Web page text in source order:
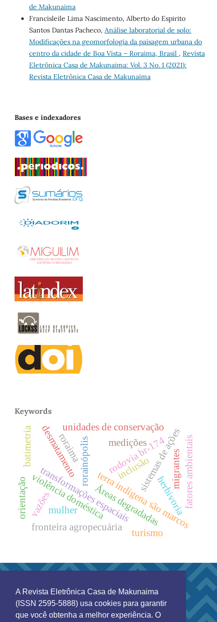
A Revista Eletrônica Casa de Makunaima
(ISSN 2595-5888) usa cookies para garantir
que você obtenha a melhor experiência. O
de Makunaima
Francisleile Lima Nascimento, Alberto do Espirito
Santos Dantas Pacheco, Análise laboratorial de solo:
Modificações na geomorfologia da paisagem urbana do
centro da cidade de Boa Vista – Roraima, Brasil , Revista
Eletrônica Casa de Makunaima: Vol. 3 No. 1 (2021):
Revista Eletrônica Casa de Makunaima
Bases e indexadores
Keywords
transformações espaciaisterra indígena são marcos
sistemas de ações
rodovia br-174migrantes
rorainópolis
violência doméstica
mulher Áreas degradadasherbivoria
desmatamento
fronteira agropecuária
inclusão
turismo
unidades de conservação
batimetria medições
vazões
roraima fatores ambientais
orientação
Esta obra está licenciada sob a
Creative Commons
Atribuição 4.0 Internacional.